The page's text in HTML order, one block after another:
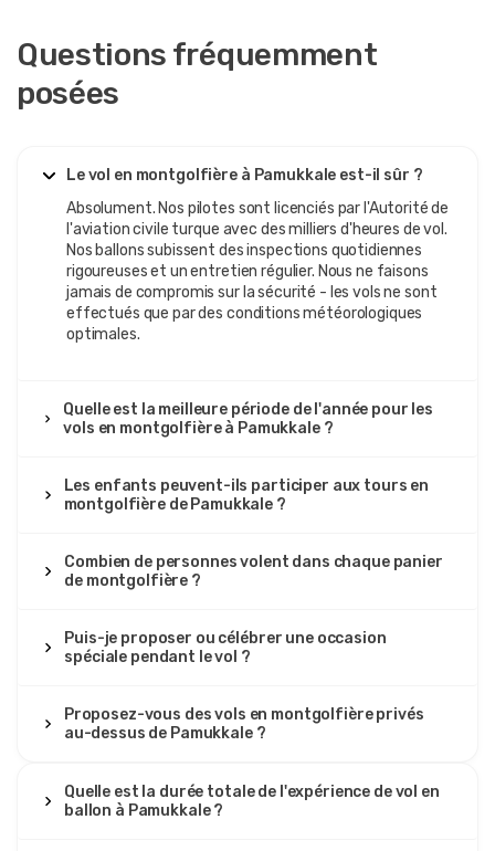
toute la matinée très facile et sans stress.
LML
Lucía Martínez López
Visite en montgolfière au lever du soleil à
Pamukkale
Époustouflant. Flottant silencieusement au-dessus des
terrasses blanches au lever du soleil avec un petit
groupe endormi, cela semblait étrangement intime, tout
le monde chuchotant et partageant des photos. La prise
en charge a été ponctuelle, bien que nous ayons attendu
박
박지훈
Visite en montgolfière au lever du soleil à
Même si c’était censé être simplement un joli endroit
pour prendre des photos, ce vol au lever du soleil s’est
nous. La prise en charge à l’hôtel s’est faite à l’heure et la
camionnette chauffée était agréable dans l’air frais de
l’automne. En attendant le gonflage, nous avons partagé
regardé le ciel devenir lentement rose au-dessus des
terrasses blanches. Les 45 à 60 minutes dans les airs ont
avant le décollage à cause des vérifications du vent,
mais cela m’a en fait rassuré de voir à quel point
Questions fréquemment
posées
Le vol en montgolfière à Pamukkale est-il sûr ?
Absolument. Nos pilotes sont licenciés par l'Autorité de
l'aviation civile turque avec des milliers d'heures de vol.
Nos ballons subissent des inspections quotidiennes
rigoureuses et un entretien régulier. Nous ne faisons
jamais de compromis sur la sécurité - les vols ne sont
effectués que par des conditions météorologiques
optimales.
Quelle est la meilleure période de l'année pour les
vols en montgolfière à Pamukkale ?
Les enfants peuvent-ils participer aux tours en
montgolfière de Pamukkale ?
Combien de personnes volent dans chaque panier
de montgolfière ?
Puis-je proposer ou célébrer une occasion
spéciale pendant le vol ?
Proposez-vous des vols en montgolfière privés
au-dessus de Pamukkale ?
Quelle est la durée totale de l'expérience de vol en
ballon à Pamukkale ?